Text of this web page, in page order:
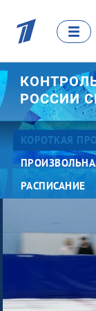
РОССИИ
КОРОТКАЯ
РАСПИСАНИЕ